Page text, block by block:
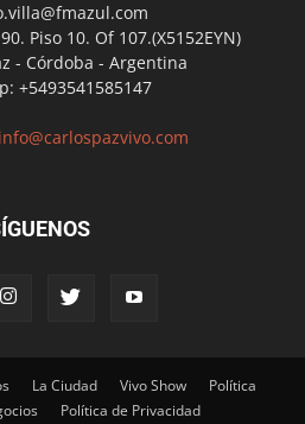
Piso 10. Of 107.(X5152EYN)
- Córdoba - Argentina
+5493541585147
info@carlospazvivo.com
La Ciudad Vivo Show
Política
Política de Privacidad